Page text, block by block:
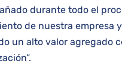
durante todo el
de nuestra empresa
un alto valor agregado